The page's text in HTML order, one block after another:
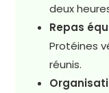
deux
Repas
Protéines
réunis.